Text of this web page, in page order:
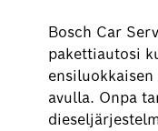
Bosch Car
pakettiautosi
avulla. Onpa